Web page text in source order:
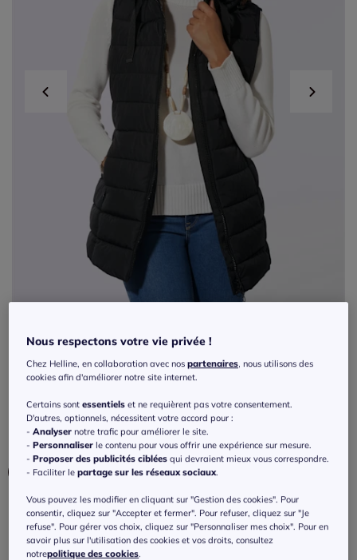
Gilet matelassé long avec col montant et
capuche ajustable
Couleur :noir
Taille :
Veuillez sélectionner une taille
Nous respectons votre vie privée !
Chez Helline, en collaboration avec nospartenaires, nous utilisons des
cookies afin d'améliorer notre site internet.
Certains sontessentiels et ne requièrent pas votre consentement.
D'autres, optionnels, nécessitent votre accord pour :
-Analyser notre trafic pour améliorer le site.
-Personnaliser le contenu pour vous offrir une expérience sur mesure.
-Proposer des publicités ciblées qui devraient mieux vous correspondre.
- Faciliter lepartage sur les réseaux sociaux.
Vous pouvez les modifier en cliquant sur "Gestion des cookies". Pour
consentir, cliquez sur "Accepter et fermer". Pour refuser, cliquez sur "Je
refuse". Pour gérer vos choix, cliquez sur "Personnaliser mes choix". Pour en
savoir plus sur l'utilisation des cookies et vos droits, consultez
notrepolitique des cookies.